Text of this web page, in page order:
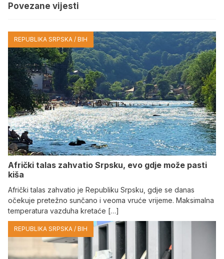
Povezane vijesti
REPUBLIKA SRPSKA / BIH
Afrički talas zahvatio Srpsku, evo gdje može pasti
kiša
Afrički talas zahvatio je Republiku Srpsku, gdje se danas
očekuje pretežno sunčano i veoma vruće vrijeme. Maksimalna
temperatura vazduha kretaće […]
REPUBLIKA SRPSKA / BIH